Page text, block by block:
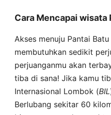
Cara Mencapai wisata
Akses menuju Pantai
membutuhkan sedikit
perjuanganmu akan
tiba di sana! Jika kamu
Internasional Lombok (BIL
Berlubang sekitar 60